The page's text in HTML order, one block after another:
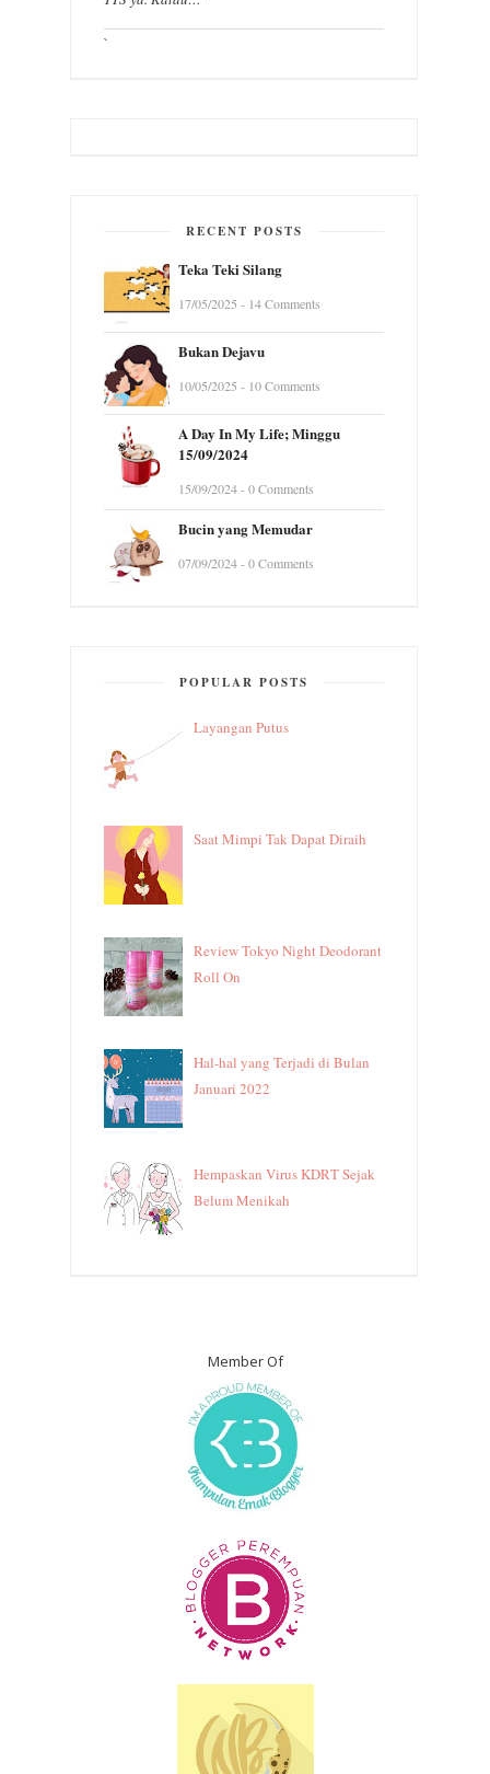
`
RECENT POSTS
Teka Teki Silang
17/05/2025 - 14 Comments
Bukan Dejavu
10/05/2025 - 10 Comments
A Day In My Life; Minggu
15/09/2024
15/09/2024 - 0 Comments
Bucin yang Memudar
07/09/2024 - 0 Comments
POPULAR POSTS
Layangan Putus
Saat Mimpi Tak Dapat Diraih
Review Tokyo Night Deodorant
Roll On
Hal-hal yang Terjadi di Bulan
Januari 2022
Hempaskan Virus KDRT Sejak
Belum Menikah
Member Of